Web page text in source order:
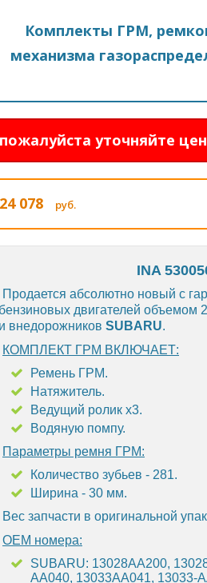
Комплекты ГРМ,
механизма
пожалуйста уточняйте
24 078 руб.
INA
Продается абсолютно новый с
бензиновых двигателей объемом
и внедорожников SUBARU.
КОМПЛЕКТ ГРМ ВКЛЮЧАЕТ:
Ремень ГРМ.
Натяжитель.
Ведущий ролик х3.
Водяную помпу.
Параметры ремня ГРМ:
Количество зубьев - 281.
Ширина - 30 мм.
Вес запчасти в оригинальной
OEM номера:
SUBARU: 13028AA200,
AA040, 13033AA041, 13033-